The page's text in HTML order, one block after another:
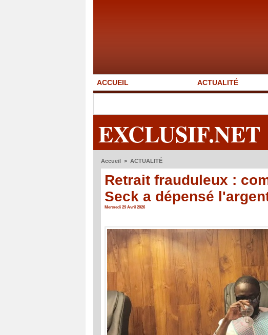
ACCUEIL ACTUALITÉ
EXCLUSIF.NET
Accueil > ACTUALITÉ
Retrait frauduleux :
Seck a dépensé
Mercredi 29 Avril 2026